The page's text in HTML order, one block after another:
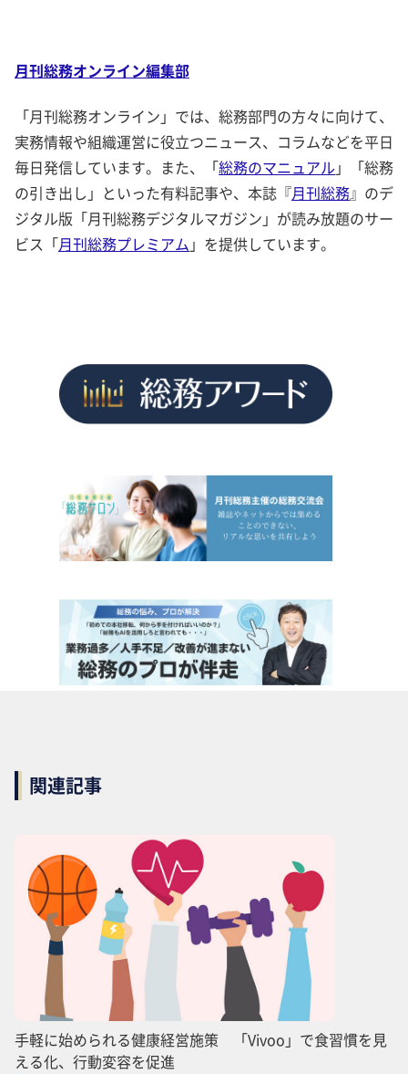
月刊総務オンライン編集部
「月刊総務オンライン」では、総務部門の方々に向けて、
実務情報や組織運営に役立つニュース、コラムなどを平日
毎日発信しています。また、「総務のマニュアル 」「総務
の引き出し」といった有料記事や、本誌『月刊総務』のデ
ジタル版「月刊総務デジタルマガジン」が読み放題のサー
ビス「月刊総務プレミアム 」を提供しています。
関連記事
手軽に始められる健康経営施策 「Vivoo」で食習慣を見
える化、行動変容を促進